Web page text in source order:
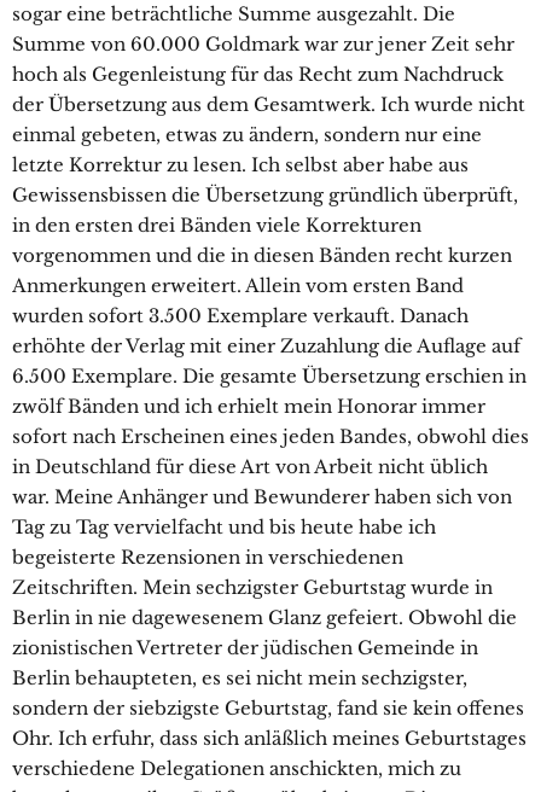
sogar eine beträchtliche Summe ausgezahlt. Die
Summe von 60.000 Goldmark war zur jener Zeit sehr
hoch als Gegenleistung für das Recht zum Nachdruck
der Übersetzung aus dem Gesamtwerk. Ich wurde nicht
einmal gebeten, etwas zu ändern, sondern nur eine
letzte Korrektur zu lesen. Ich selbst aber habe aus
Gewissensbissen die Übersetzung gründlich überprüft,
in den ersten drei Bänden viele Korrekturen
vorgenommen und die in diesen Bänden recht kurzen
Anmerkungen erweitert. Allein vom ersten Band
wurden sofort 3.500 Exemplare verkauft. Danach
erhöhte der Verlag mit einer Zuzahlung die Auflage auf
6.500 Exemplare. Die gesamte Übersetzung erschien in
zwölf Bänden und ich erhielt mein Honorar immer
sofort nach Erscheinen eines jeden Bandes, obwohl dies
in Deutschland für diese Art von Arbeit nicht üblich
war. Meine Anhänger und Bewunderer haben sich von
Tag zu Tag vervielfacht und bis heute habe ich
begeisterte Rezensionen in verschiedenen
Zeitschriften. Mein sechzigster Geburtstag wurde in
Berlin in nie dagewesenem Glanz gefeiert. Obwohl die
zionistischen Vertreter der jüdischen Gemeinde in
Berlin behaupteten, es sei nicht mein sechzigster,
sondern der siebzigste Geburtstag, fand sie kein offenes
Ohr. Ich erfuhr, dass sich anläßlich meines Geburtstages
verschiedene Delegationen anschickten, mich zu